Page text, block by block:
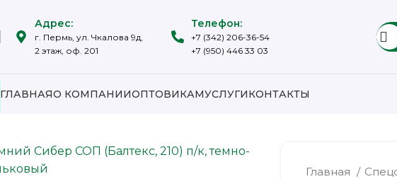
Адрес:
г. Пермь, ул. Чкалова 9д,
2 этаж, оф. 201
Телефон:
+7 (342) 206-36-54
+7 (950) 446 33 03
ГЛАВНАЯО КОМПАНИИОПТОВИКАМУСЛУГИКОНТАКТЫ
Главная